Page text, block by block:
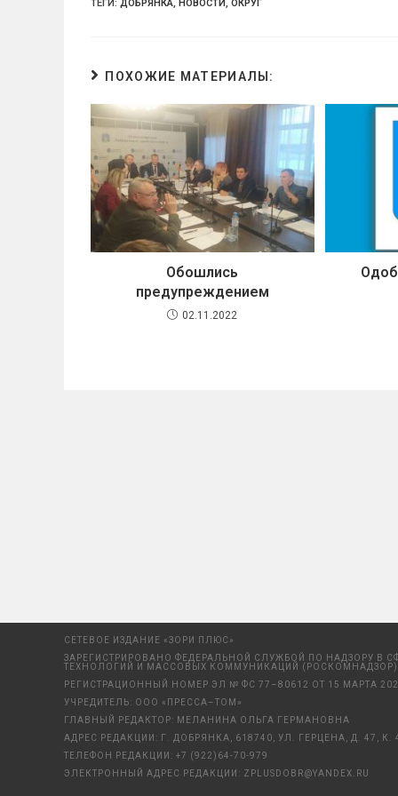
ТЕГИ: ДОБРЯНКА, НОВОСТИ, ОКРУГ
ПОХОЖИЕ МАТЕРИАЛЫ:
Обошлись
предупреждением
02.11.2022
СЕТЕВОЕ ИЗДАНИЕ «ЗОРИ ПЛЮС»
ЗАРЕГИСТРИРОВАНО ФЕДЕРАЛЬНОЙ СЛУЖБОЙ ПО НАДЗОРУ В
ТЕХНОЛОГИЙ И МАССОВЫХ КОММУНИКАЦИЙ (РОСКОМНАДЗОР)
РЕГИСТРАЦИОННЫЙ НОМЕР ЭЛ № ФС 77–80612 ОТ 15 МАРТА
УЧРЕДИТЕЛЬ: ООО «ПРЕССА–ТОМ»
ГЛАВНЫЙ РЕДАКТОР: МЕЛАНИНА ОЛЬГА ГЕРМАНОВНА
АДРЕС РЕДАКЦИИ: Г. ДОБРЯНКА, 618740, УЛ. ГЕРЦЕНА, Д. 47, К.
ТЕЛЕФОН РЕДАКЦИИ: +7 (922)64-70-979
ЭЛЕКТРОННЫЙ АДРЕС РЕДАКЦИИ: ZPLUSDOBR@YANDEX.RU